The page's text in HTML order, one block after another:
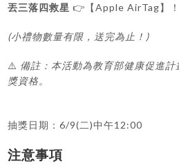
丟三落四救星 👉【Apple AirTag】！
(小禮物數量有限，送完為止！)
⚠️ 備註：本活動為教育部健康促進
獎資格。
抽獎日期：6/9(二)中午12:00
注意事項